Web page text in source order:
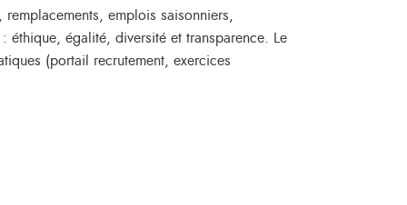
emplois saisonniers,
éthique, égalité, diversité et transparence. Le
(portail recrutement, exercices